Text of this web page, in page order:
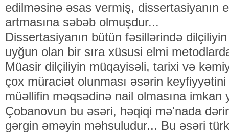
edilməsinə əsas vermiş, dissertasiyanın
artmasına səbəb olmuşdur...
Dissertasiyanın bütün fəsillərində
uyğun olan bir sıra xüsusi elmi
Müasir dilçiliyin müqayisəli, tarixi və
çox müraciət olunması əsərin keyfiyyətini
müəllifin məqsədinə nail olmasına imkan
Çobanovun bu əsəri, həqiqi mə'nada
gərgin əməyin məhsuludur... Bu əsəri